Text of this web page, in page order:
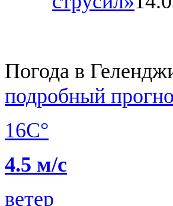
Погода в
подробный
16C°
4.5 м/с
ветер